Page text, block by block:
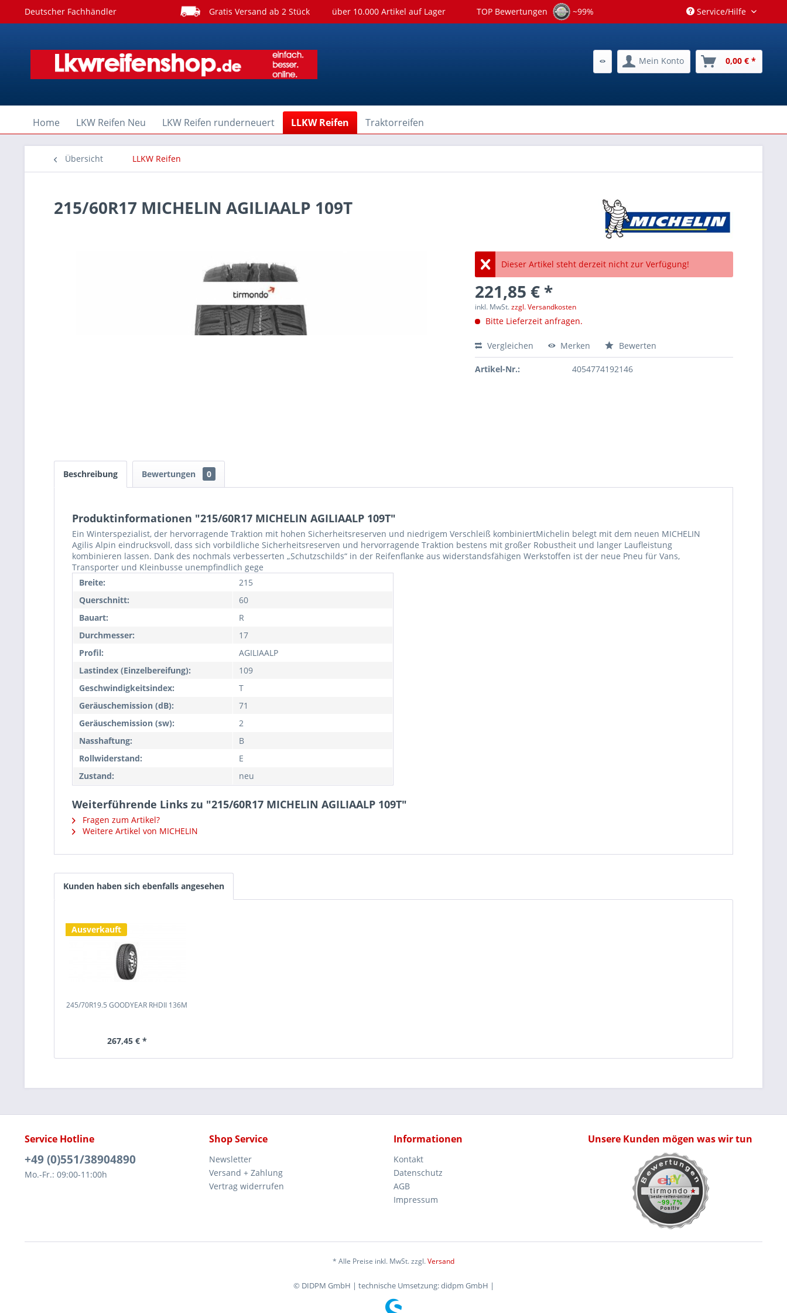
Deutscher Fachhändler Gratis Versand ab 2 Stück über 10.000 Artikel auf Lager TOP Bewertungen ~99% Service/Hilfe
Mein Konto 0,00 € *
Home LKW Reifen Neu LKW Reifen runderneuert LLKW Reifen Traktorreifen
Übersicht LLKW Reifen
215/60R17 MICHELIN AGILIAALP 109T
Dieser Artikel steht derzeit nicht zur Verfügung!
221,85 € *
inkl. MwSt.zzgl. Versandkosten
Bitte Lieferzeit anfragen.
Vergleichen Merken Bewerten
Artikel-Nr.: 4054774192146
Beschreibung Bewertungen 0
Produktinformationen "215/60R17 MICHELIN AGILIAALP 109T"
Ein Winterspezialist, der hervorragende Traktion mit hohen Sicherheitsreserven und niedrigem Verschleiß kombiniertMichelin belegt mit dem neuen MICHELIN
Agilis Alpin eindrucksvoll, dass sich vorbildliche Sicherheitsreserven und hervorragende Traktion bestens mit großer Robustheit und langer Laufleistung
kombinieren lassen. Dank des nochmals verbesserten „Schutzschilds“ in der Reifenflanke aus widerstandsfähigen Werkstoffen ist der neue Pneu für Vans,
Transporter und Kleinbusse unempfindlich gege
Breite:
215
Querschnitt:
60
Bauart:
R
Durchmesser:
17
Profil:
AGILIAALP
Lastindex (Einzelbereifung):
109
Geschwindigkeitsindex:
T
Geräuschemission (dB):
71
Geräuschemission (sw):
2
Nasshaftung:
B
Rollwiderstand:
E
Zustand:
neu
Weiterführende Links zu "215/60R17 MICHELIN AGILIAALP 109T"
Fragen zum Artikel?
Weitere Artikel von MICHELIN
Kunden haben sich ebenfalls angesehen
Ausverkauft
245/70R19.5 GOODYEAR RHDII 136M
267,45 € *
Service Hotline
+49 (0)551/38904890
Mo.-Fr.: 09:00-11:00h
Shop Service
Newsletter
Versand + Zahlung
Vertrag widerrufen
Informationen
Kontakt
Datenschutz
AGB
Impressum
Unsere Kunden mögen was wir tun
* Alle Preise inkl. MwSt. zzgl.Versand
© DIDPM GmbH | technische Umsetzung: didpm GmbH |